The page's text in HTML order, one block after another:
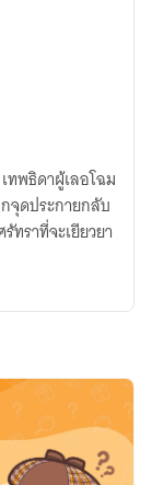
ทพธิดาผู้เลอโฉม
จุดประกายกลับ
ทราที่จะเยียวยา